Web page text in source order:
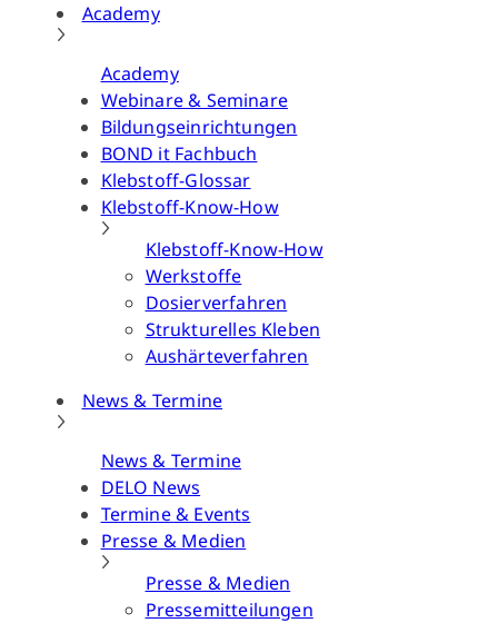
Academy
Academy
Webinare & Seminare
Bildungseinrichtungen
BOND it Fachbuch
Klebstoff-Glossar
Klebstoff-Know-How
Klebstoff-Know-How
Werkstoffe
Dosierverfahren
Strukturelles Kleben
Aushärteverfahren
News & Termine
News & Termine
DELO News
Termine & Events
Presse & Medien
Presse & Medien
Pressemitteilungen